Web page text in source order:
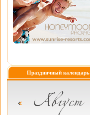
Праздничный календарь